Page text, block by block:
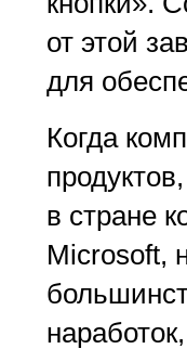
от этой
для
Когда
в стране
Microsoft,